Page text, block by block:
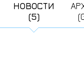
НОВОСТИ
(5)